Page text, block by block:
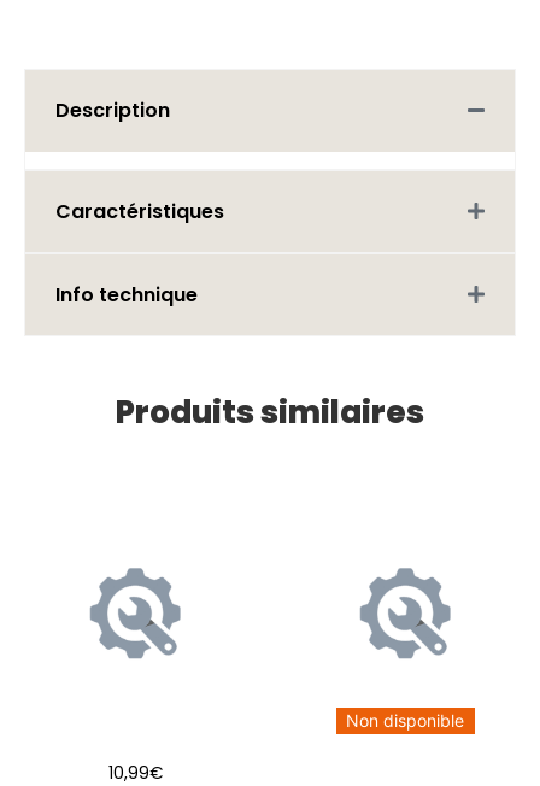
Description
Caractéristiques
Info technique
Produits similaires
10,99€
Non disponible